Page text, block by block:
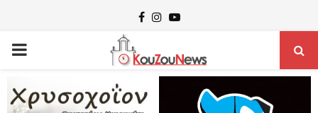
Facebook
Instagram
Youtube
PRIMARY
MENU